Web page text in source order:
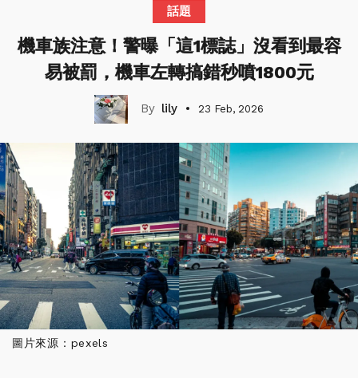
話題
機車族注意！警曝「這1標誌」沒看到最容
易被罰，機車左轉搞錯秒噴1800元
lily 23 Feb, 2026
圖片來源：pexels